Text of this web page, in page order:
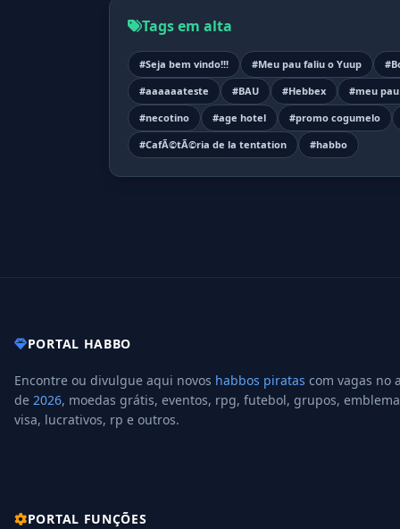
Tags em alta
#Seja bem vindo!!! #Meu pau faliu o Yuup
#aaaaaateste
#BAU #Hebbex
#meu
#necotino
#age hotel
#promo cogumelo
#CafÃ©tÃ©ria de la tentation
#habbo
PORTAL HABBO
Encontre ou divulgue aqui novos habbos piratas com vagas no
de 2026, moedas grátis, eventos, rpg, futebol, grupos,
visa, lucrativos, rp e outros.
PORTAL FUNÇÕES